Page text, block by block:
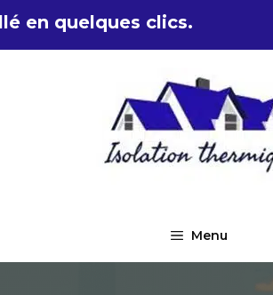
en quelques clics.
Menu